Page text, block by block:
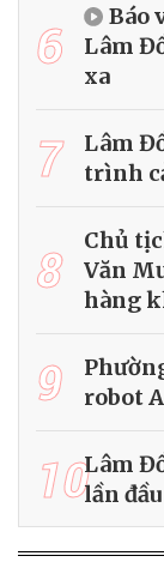
6
Báo
Lâm
xa
7
Lâm
trình
8
Chủ
Văn
hàng
9
robot
10Lâm
lần đầu